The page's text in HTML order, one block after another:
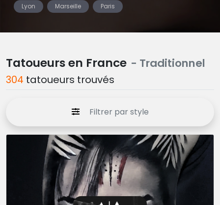
Lyon Marseille Paris
Tatoueurs en France - Traditionnel
304 tatoueurs trouvés
Filtrer par style